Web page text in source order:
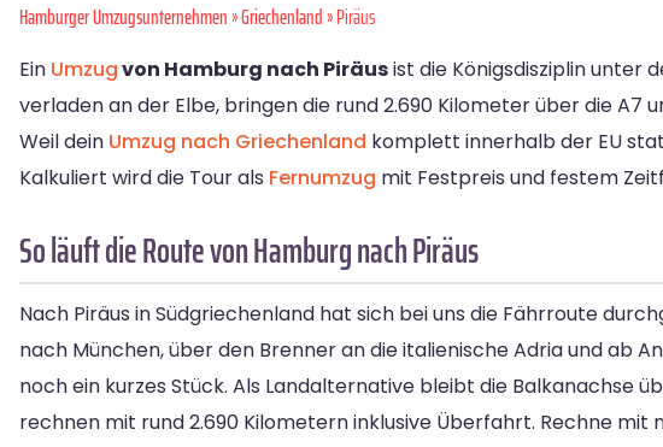
Hamburger Umzugsunternehmen»Griechenland» Piräus
Ein Umzugvon Hamburg nach Piräusist die Königsdisziplin unter
verladen an der Elbe, bringen die rund 2.690 Kilometer über die A7
Weil dein Umzug nach Griechenland komplett innerhalb der EU
Kalkuliert wird die Tour als Fernumzug mit Festpreis und festem
So läuft die Route von Hamburg nach Piräus
Nach Piräus in Südgriechenland hat sich bei uns die Fährroute
nach München, über den Brenner an die italienische Adria und ab
noch ein kurzes Stück. Als Landalternative bleibt die Balkanachse
rechnen mit rund 2.690 Kilometern inklusive Überfahrt. Rechne